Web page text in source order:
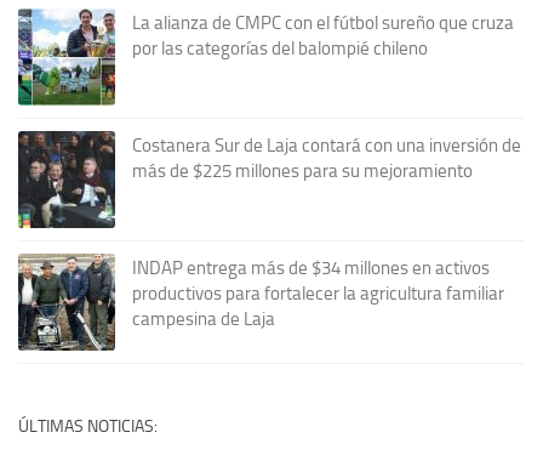
La alianza de CMPC con el fútbol sureño que cruza
por las categorías del balompié chileno
Costanera Sur de Laja contará con una inversión de
más de $225 millones para su mejoramiento
INDAP entrega más de $34 millones en activos
productivos para fortalecer la agricultura familiar
campesina de Laja
ÚLTIMAS NOTICIAS: